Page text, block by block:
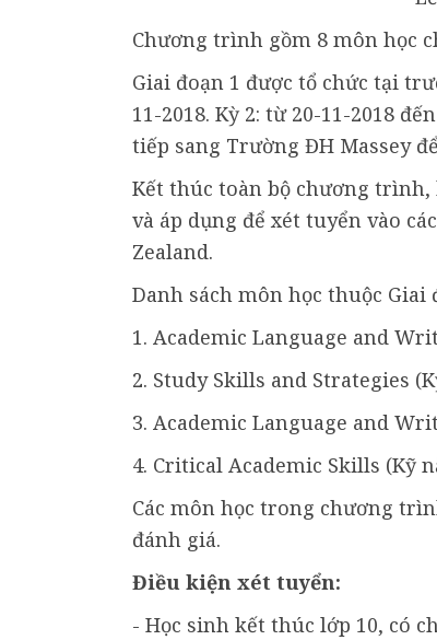
Chương trình gồm 8 môn học
Giai đoạn 1 được tổ chức tại
11-2018. Kỳ 2: từ 20-11-2018
tiếp sang Trường ĐH Massey
Kết thúc toàn bộ chương
và áp dụng để xét tuyển vào
Zealand.
Danh sách môn học thuộc Giai
1. Academic Language and
2. Study Skills and Strategies
3. Academic Language and
4. Critical Academic Skills (Kỹ
Các môn học trong chương
đánh giá.
Điều kiện xét tuyển:
- Học sinh kết thúc lớp 10, có